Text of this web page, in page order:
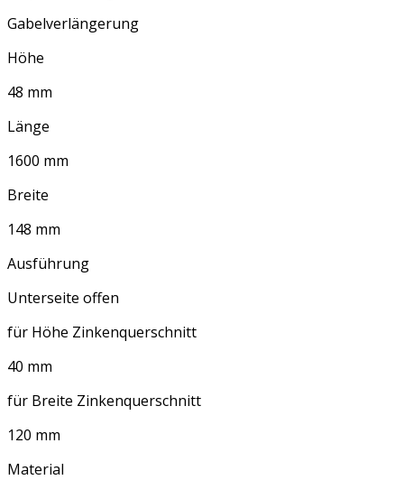
Gabelverlängerung
Höhe
48 mm
Länge
1600 mm
Breite
148 mm
Ausführung
Unterseite offen
für Höhe Zinkenquerschnitt
40 mm
für Breite Zinkenquerschnitt
120 mm
Material